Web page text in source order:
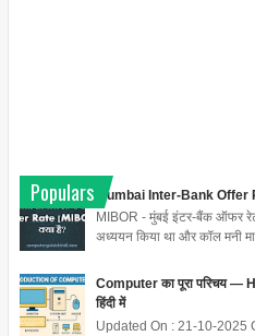
Populars
Mumbai Inter-Bank Offer
MIBOR - मुंबई इंटर-बैंक ऑफर
अध्ययन किया था और कॉल मनी
Computer का पूरा परिचय
हिंदी में
Updated On : 21-10-2025